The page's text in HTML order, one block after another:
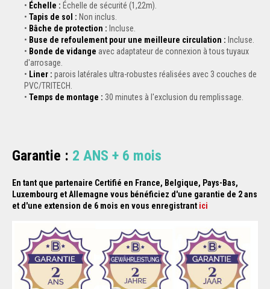
Échelle : Échelle de sécurité (1,22m).
Tapis de sol : Non inclus.
Bâche de protection : Incluse.
Buse de refoulement pour une meilleure circulation : Incluse.
Bonde de vidange avec adaptateur de connexion à tous tuyaux
d'arrosage.
Liner : parois latérales ultra-robustes réalisées avec 3 couches de
PVC/TRITECH.
Temps de montage : 30 minutes à l'exclusion du remplissage.
Garantie : 2 ANS + 6 mois
En tant que partenaire Certifié en France, Belgique, Pays-Bas,
Luxembourg et Allemagne vous bénéficiez d'une garantie de 2 ans
et d'une extension de 6 mois en vous enregistrant ici